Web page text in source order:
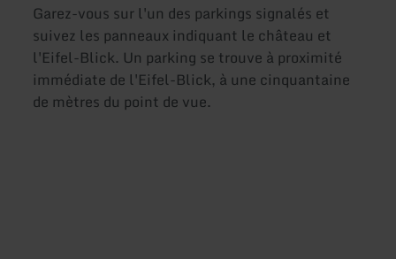
Garez-vous sur l'un des parkings signalés et
suivez les panneaux indiquant le château et
l'Eifel-Blick. Un parking se trouve à proximité
immédiate de l'Eifel-Blick, à une cinquantaine
de mètres du point de vue.